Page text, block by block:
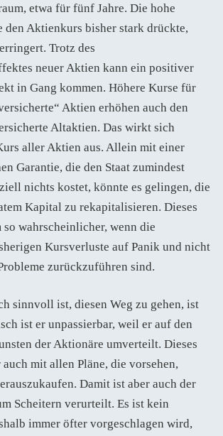
etwa für fünf Jahre. Die hohe
den Aktienkurs bisher stark drückte,
Trotz des
neuer Aktien kann ein positiver
in Gang kommen. Höhere Kurse für
Aktien erhöhen auch den
Altaktien. Das wirkt sich
aller Aktien aus. Allein mit einer
Garantie, die den Staat zumindest
nichts kostet, könnte es gelingen, die
Kapital zu rekapitalisieren. Dieses
so wahrscheinlicher, wenn die
Kursverluste auf Panik und nicht
zurückzuführen sind.
sinnvoll ist, diesen Weg zu gehen, ist
ist er unpassierbar, weil er auf den
der Aktionäre umverteilt. Dieses
mit allen Pläne, die vorsehen,
Damit ist aber auch der
Scheitern verurteilt. Es ist kein
immer öfter vorgeschlagen wird,